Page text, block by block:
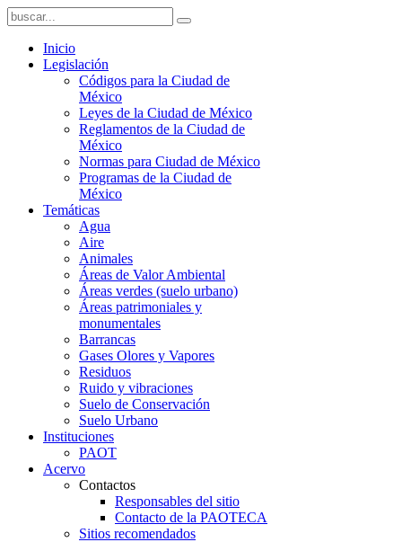
Inicio
Legislación
Códigos para la Ciudad de
México
Leyes de la Ciudad de México
Reglamentos de la Ciudad de
México
Normas para Ciudad de México
Programas de la Ciudad de
México
Temáticas
Agua
Aire
Animales
Áreas de Valor Ambiental
Áreas verdes (suelo urbano)
Áreas patrimoniales y
monumentales
Barrancas
Gases Olores y Vapores
Residuos
Ruido y vibraciones
Suelo de Conservación
Suelo Urbano
Instituciones
PAOT
Acervo
Contactos
Responsables del sitio
Contacto de la PAOTECA
Sitios recomendados